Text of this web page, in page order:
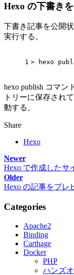
Hexo の下書き
下書き記事を公開
実行する。
1 > hexo
hexo publish コマン
トリーに保存され
動する。
Share
Hexo
Newer
Hexo で作成したサ
Older
Hexo の記事をプレ
Categories
Apache2
Binding
Carthage
Docker
PHP
ハンズ